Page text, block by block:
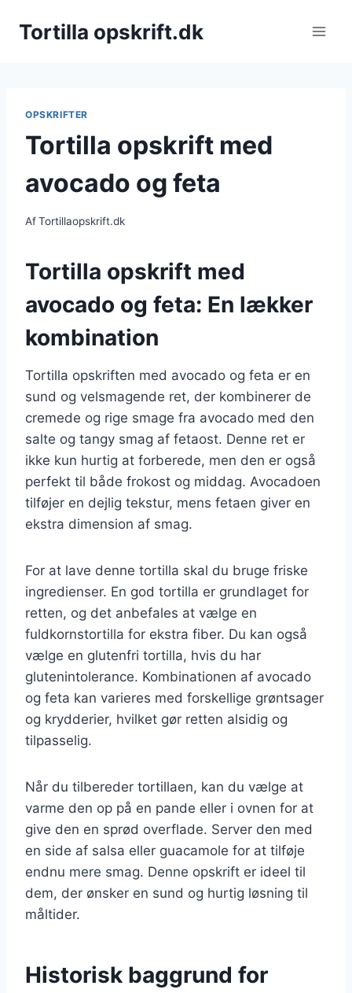
Tortilla opskrift.dk
OPSKRIFTER
Tortilla opskrift med
avocado og feta
AfTortillaopskrift.dk
Tortilla opskrift med
avocado og feta: En lækker
kombination
Tortilla opskriften med avocado og feta er en
sund og velsmagende ret, der kombinerer de
cremede og rige smage fra avocado med den
salte og tangy smag af fetaost. Denne ret er
ikke kun hurtig at forberede, men den er også
perfekt til både frokost og middag. Avocadoen
tilføjer en dejlig tekstur, mens fetaen giver en
ekstra dimension af smag.
For at lave denne tortilla skal du bruge friske
ingredienser. En god tortilla er grundlaget for
retten, og det anbefales at vælge en
fuldkornstortilla for ekstra fiber. Du kan også
vælge en glutenfri tortilla, hvis du har
glutenintolerance. Kombinationen af avocado
og feta kan varieres med forskellige grøntsager
og krydderier, hvilket gør retten alsidig og
tilpasselig.
Når du tilbereder tortillaen, kan du vælge at
varme den op på en pande eller i ovnen for at
give den en sprød overflade. Server den med
en side af salsa eller guacamole for at tilføje
endnu mere smag. Denne opskrift er ideel til
dem, der ønsker en sund og hurtig løsning til
måltider.
Historisk baggrund for